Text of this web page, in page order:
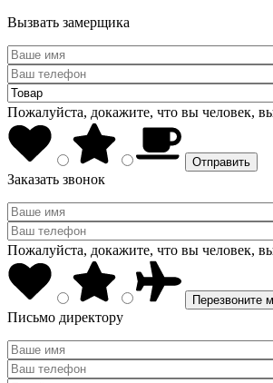
Вызвать замерщика
Пожалуйста, докажите, что вы человек,
Заказать звонок
Пожалуйста, докажите, что вы человек,
Письмо директору